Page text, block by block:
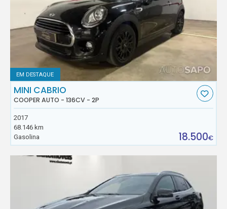
EM DESTAQUE
MINI CABRIO
COOPER AUTO - 136CV - 2P
2017
68.146 km
Gasolina
18.500€